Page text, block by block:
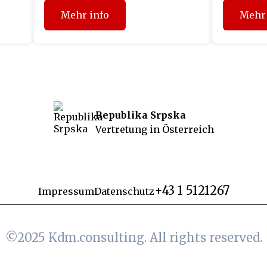
Mehr info
Republika Srpska
Vertretung in Österreich
ImpressumDatenschutz+43 1 5121267
©2025 Kdm.consulting. All rights reserved.